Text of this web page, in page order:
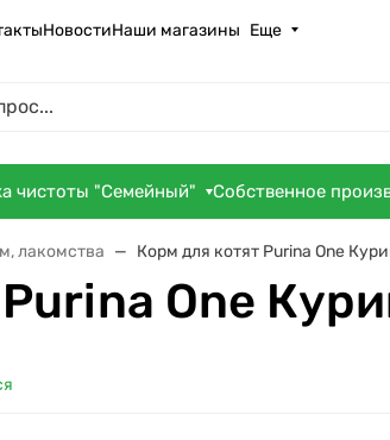
НовостиНаши магазины Еще
чистоты "Семейный" Собственное
лакомства Корм для котят Purina One
One